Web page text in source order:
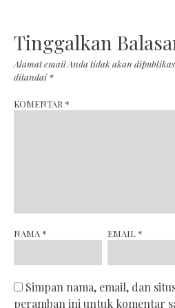
Tinggalkan
Alamat email Anda tidak akan
ditandai *
KOMENTAR *
NAMA * EMAIL *
Simpan nama, email, dan
peramban ini untuk komentar